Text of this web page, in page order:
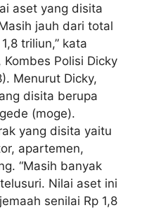
aset yang disita
jauh dari total
triliun,” kata
Polisi Dicky
Menurut Dicky,
disita berupa
(moge).
yang disita yaitu
apartemen,
“Masih banyak
Nilai aset ini
senilai Rp 1,8